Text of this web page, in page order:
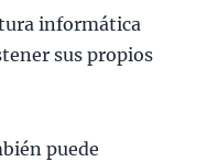
informática
sus propios
puede